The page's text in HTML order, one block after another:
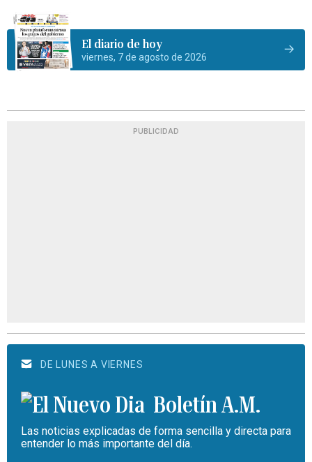
El diario de hoy
viernes, 7 de agosto de 2026
PUBLICIDAD
DE LUNES A VIERNES
Boletín A.M.
Las noticias explicadas de forma sencilla y directa para
entender lo más importante del día.